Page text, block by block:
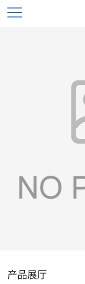
产品展厅